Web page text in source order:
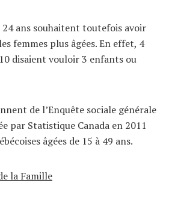
24 ans souhaitent toutefois avoir
femmes plus âgées. En effet, 4
disaient vouloir 3 enfants ou
de l’Enquête sociale générale
par Statistique Canada en 2011
âgées de 15 à 49 ans.
la Famille